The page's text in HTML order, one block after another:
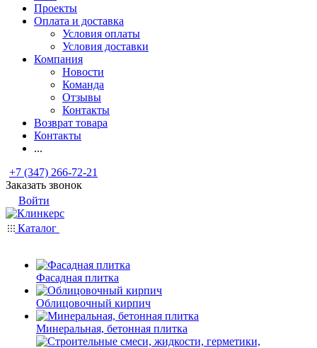
Проекты
Оплата и доставка
Условия оплаты
Условия доставки
Компания
Новости
Команда
Отзывы
Контакты
Возврат товара
Контакты
...
+7 (347) 266-72-21
Заказать звонок
Войти
Каталог
Фасадная плитка
Облицовочный кирпич
Минеральная, бетонная плитка